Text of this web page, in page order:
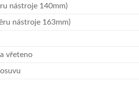
nástroje 140mm)
nástroje 163mm)
vřeteno